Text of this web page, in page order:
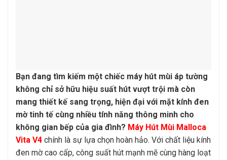
Bạn đang tìm kiếm một chiếc máy hút mùi áp tường
không chỉ sở hữu hiệu suất hút vượt trội mà còn
mang thiết kế sang trọng, hiện đại với mặt kính đen
mờ tinh tế cùng nhiều tính năng thông minh cho
không gian bếp của gia đình? Máy Hút Mùi Malloca
Vita V4 chính là sự lựa chọn hoàn hảo. Với chất liệu kính
đen mờ cao cấp, công suất hút mạnh mẽ cùng hàng loạt